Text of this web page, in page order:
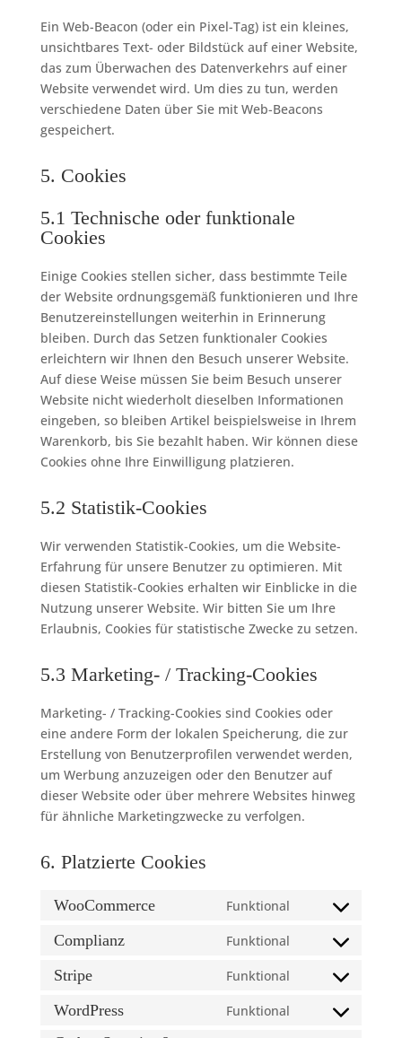
Ein Web-Beacon (oder ein Pixel-Tag) ist ein kleines,
unsichtbares Text- oder Bildstück auf einer Website,
das zum Überwachen des Datenverkehrs auf einer
Website verwendet wird. Um dies zu tun, werden
verschiedene Daten über Sie mit Web-Beacons
gespeichert.
5. Cookies
5.1 Technische oder funktionale
Cookies
Einige Cookies stellen sicher, dass bestimmte Teile
der Website ordnungsgemäß funktionieren und Ihre
Benutzereinstellungen weiterhin in Erinnerung
bleiben. Durch das Setzen funktionaler Cookies
erleichtern wir Ihnen den Besuch unserer Website.
Auf diese Weise müssen Sie beim Besuch unserer
Website nicht wiederholt dieselben Informationen
eingeben, so bleiben Artikel beispielsweise in Ihrem
Warenkorb, bis Sie bezahlt haben. Wir können diese
Cookies ohne Ihre Einwilligung platzieren.
5.2 Statistik-Cookies
Wir verwenden Statistik-Cookies, um die Website-
Erfahrung für unsere Benutzer zu optimieren. Mit
diesen Statistik-Cookies erhalten wir Einblicke in die
Nutzung unserer Website. Wir bitten Sie um Ihre
Erlaubnis, Cookies für statistische Zwecke zu setzen.
5.3 Marketing- / Tracking-Cookies
Marketing- / Tracking-Cookies sind Cookies oder
eine andere Form der lokalen Speicherung, die zur
Erstellung von Benutzerprofilen verwendet werden,
um Werbung anzuzeigen oder den Benutzer auf
dieser Website oder über mehrere Websites hinweg
für ähnliche Marketingzwecke zu verfolgen.
6. Platzierte Cookies
WooCommerce Funktional
Consent
woocommerce
Complianz Funktional
Consent
complianz
Stripe Funktional
Consent
WordPress Funktional
Consent